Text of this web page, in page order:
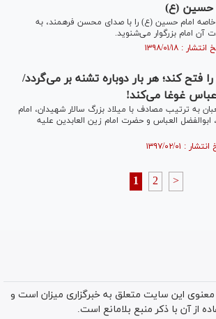
حسین (ع)
خاصه امام حسین (ع) را با صدای محسن فرهمند، به
آن امام بزرگوار می‌شنوید.
فتح کند؛ هر بار دوباره تشنه بر می‌گردد/
غوغا می‌کند!
به ترتیب مصادف با ميلاد بزرگ سالار شهيدان، امام
ابوالفضل العباس و حضرت امام زين‏ العابدين علیه
1 2 >
این سایت متعلق به خبرگزاری میزان است و
از آن با ذکر منبع بلامانع است.